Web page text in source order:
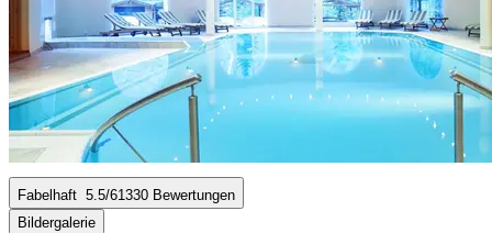
Fabelhaft 5.5/61330 Bewertungen
Bildergalerie